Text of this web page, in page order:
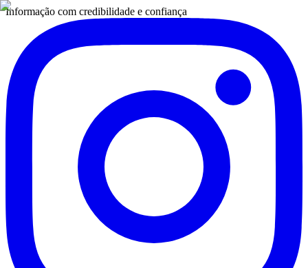
Informação com credibilidade e confiança